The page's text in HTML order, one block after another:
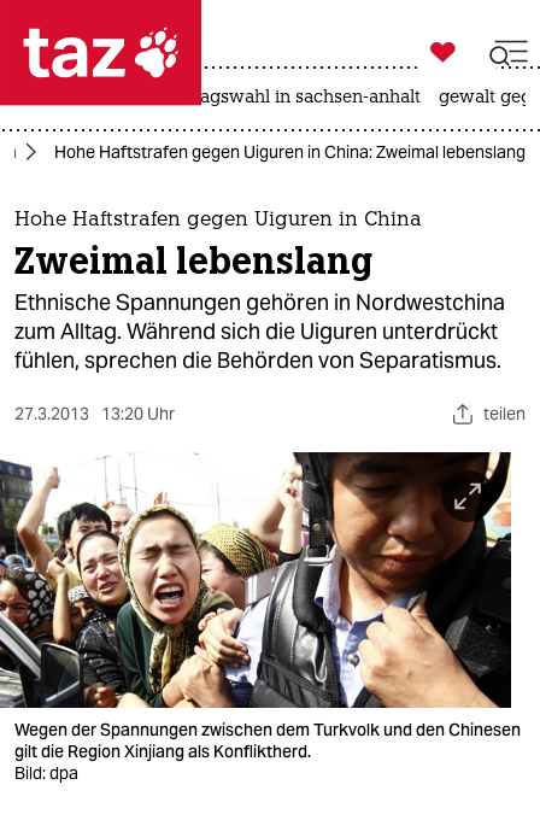
 taz zahl ich
taz zahl ich
themen
politik
öko
gesellschaft
sport
berlin
nord
wahrheit
verlag
verlag

taz zahl ich
landtagswahl in sachsen-anhalt gewalt
Hohe Haftstrafen gegen Uiguren in China: Zweimal lebenslang
Hohe Haftstrafen gegen Uiguren in China
Zweimal lebenslang
Ethnische Spannungen gehören in Nordwestchina
zum Alltag. Während sich die Uiguren unterdrückt
fühlen, sprechen die Behörden von Separatismus.
27.3.2013 13:20 Uhr teilen
Wegen der Spannungen zwischen dem Turkvolk und den Chinesen
gilt die Region Xinjiang als Konfliktherd.
Bild: dpa